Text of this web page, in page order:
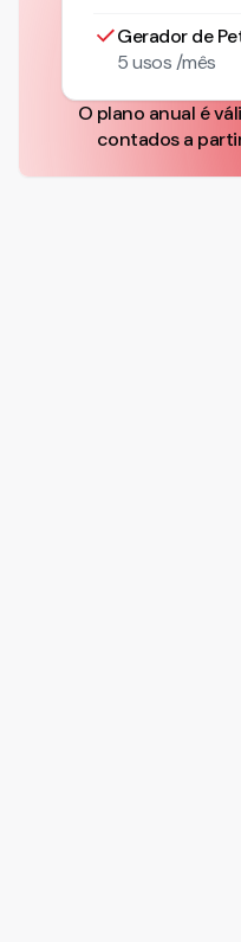
Gerador de
5 usos /mês
O plano anual é
contados a